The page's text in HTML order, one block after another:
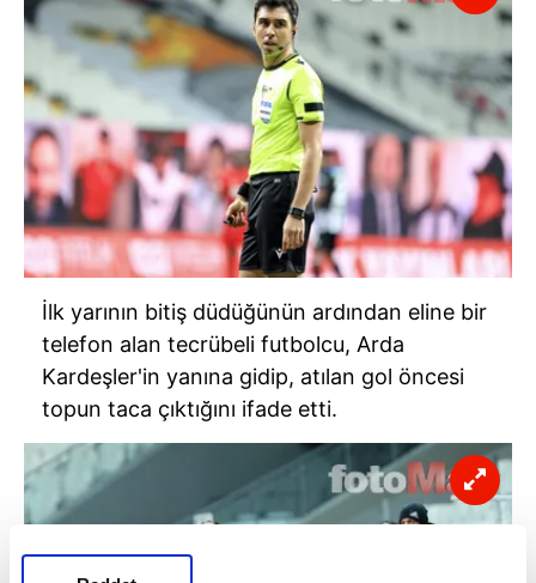
İlk yarının bitiş düdüğünün ardından eline bir
telefon alan tecrübeli futbolcu, Arda
Kardeşler'in yanına gidip, atılan gol öncesi
topun taca çıktığını ifade etti.